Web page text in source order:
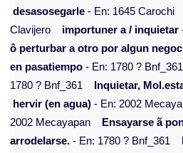
desasosegarle - En: 1645 Carochi
Clavijero
importuner a / inquietar
ô perturbar a otro por algun
en pasatiempo - En: 1780 ? Bnf_361
1780 ? Bnf_361
Inquietar,
hervir (en agua) - En: 2002
2002 Mecayapan
Ensayarse ã
arrodelarse. - En: 1780 ? Bnf_361